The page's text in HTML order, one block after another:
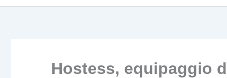
Hostess, equipaggio